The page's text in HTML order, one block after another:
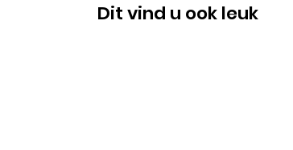
Dit vind u ook leuk